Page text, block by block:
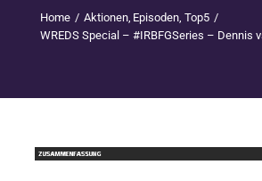
Home Aktionen Episoden Top5
WREDS Special – #IRBFGSeries – Dennis